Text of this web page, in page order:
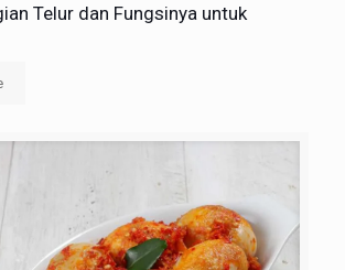
Telur dan Fungsinya untuk